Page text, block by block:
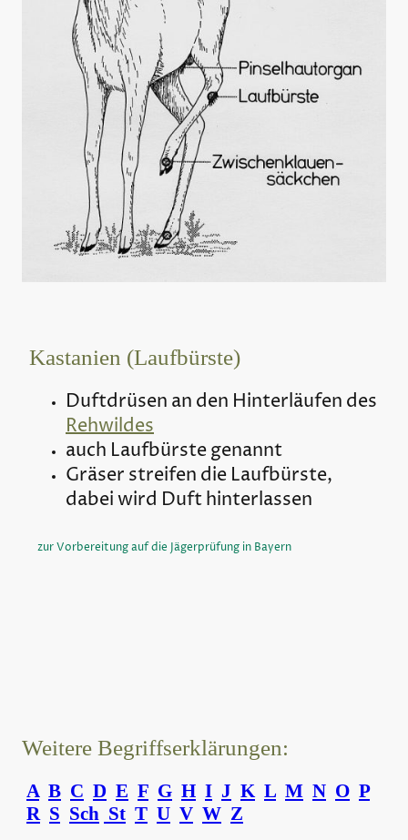
Kastanien (Laufbürste)
Duftdrüsen an den Hinterläufen des
Rehwildes
auch Laufbürste genannt
Gräser streifen die Laufbürste,
dabei wird Duft hinterlassen
zur Vorbereitung auf die Jägerprüfung in Bayern
Weitere Begriffserklärungen:
A B C D E F G H I J K L M N O P
R S Sch St T U V W Z